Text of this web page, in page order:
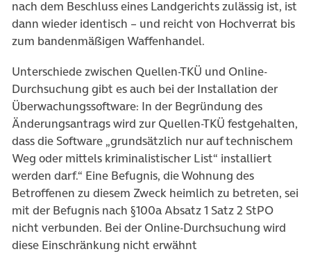
nach dem Beschluss eines Landgerichts zulässig ist, ist
dann wieder identisch – und reicht von Hochverrat bis
zum bandenmäßigen Waffenhandel.
Unterschiede zwischen Quellen-TKÜ und Online-
Durchsuchung gibt es auch bei der Installation der
Überwachungssoftware: In der Begründung des
Änderungsantrags wird zur Quellen-TKÜ festgehalten,
dass die Software „grundsätzlich nur auf technischem
Weg oder mittels kriminalistischer List“ installiert
werden darf.“ Eine Befugnis, die Wohnung des
Betroffenen zu diesem Zweck heimlich zu betreten, sei
mit der Befugnis nach §100a Absatz 1 Satz 2 StPO
nicht verbunden. Bei der Online-Durchsuchung wird
diese Einschränkung nicht erwähnt